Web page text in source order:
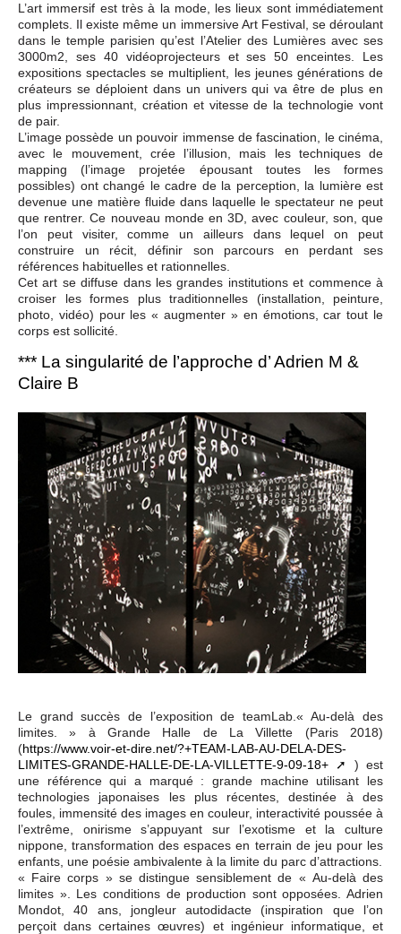
L’art immersif est très à la mode, les lieux sont immédiatement
complets. Il existe même un immersive Art Festival, se déroulant
dans le temple parisien qu’est l’Atelier des Lumières avec ses
3000m2, ses 40 vidéoprojecteurs et ses 50 enceintes. Les
expositions spectacles se multiplient, les jeunes générations de
créateurs se déploient dans un univers qui va être de plus en
plus impressionnant, création et vitesse de la technologie vont
de pair.
L’image possède un pouvoir immense de fascination, le cinéma,
avec le mouvement, crée l’illusion, mais les techniques de
mapping (l’image projetée épousant toutes les formes
possibles) ont changé le cadre de la perception, la lumière est
devenue une matière fluide dans laquelle le spectateur ne peut
que rentrer. Ce nouveau monde en 3D, avec couleur, son, que
l’on peut visiter, comme un ailleurs dans lequel on peut
construire un récit, définir son parcours en perdant ses
références habituelles et rationnelles.
Cet art se diffuse dans les grandes institutions et commence à
croiser les formes plus traditionnelles (installation, peinture,
photo, vidéo) pour les « augmenter » en émotions, car tout le
corps est sollicité.
*** La singularité de l’approche d’ Adrien M &
Claire B
Le grand succès de l’exposition de teamLab.« Au-delà des
limites. » à Grande Halle de La Villette (Paris 2018)
(https://www.voir-et-dire.net/?+TEAM-LAB-AU-DELA-DES-
LIMITES-GRANDE-HALLE-DE-LA-VILLETTE-9-09-18+
) est
une référence qui a marqué : grande machine utilisant les
technologies japonaises les plus récentes, destinée à des
foules, immensité des images en couleur, interactivité poussée à
l’extrême, onirisme s’appuyant sur l’exotisme et la culture
nippone, transformation des espaces en terrain de jeu pour les
enfants, une poésie ambivalente à la limite du parc d’attractions.
« Faire corps » se distingue sensiblement de « Au-delà des
limites ». Les conditions de production sont opposées. Adrien
Mondot, 40 ans, jongleur autodidacte (inspiration que l’on
perçoit dans certaines œuvres) et ingénieur informatique, et